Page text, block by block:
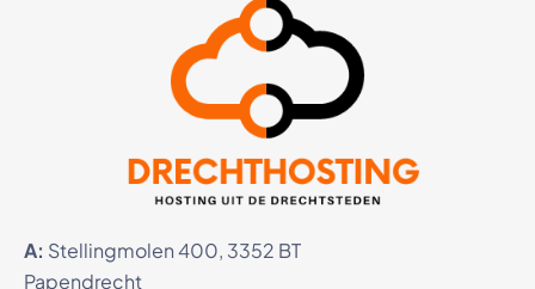
A: Stellingmolen 400, 3352 BT
Papendrecht